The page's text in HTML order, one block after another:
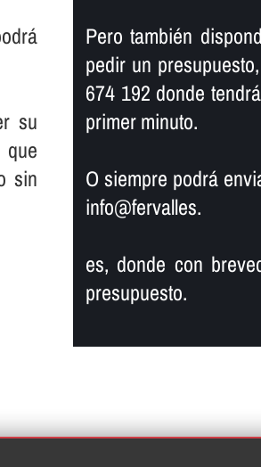
su
sin
Pero también
pedir un
674 192 donde
primer minuto.
O siempre podrá
info@fervalles.
es, donde con
presupuesto.